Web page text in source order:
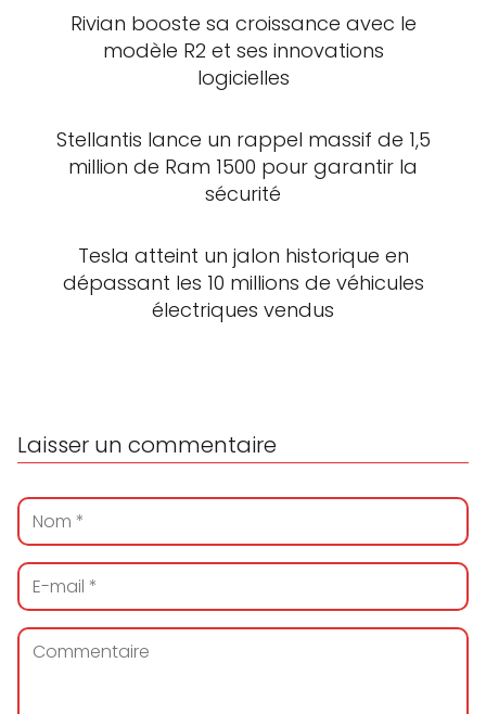
Rivian booste sa croissance avec le
modèle R2 et ses innovations
logicielles
Stellantis lance un rappel massif de 1,5
million de Ram 1500 pour garantir la
sécurité
Tesla atteint un jalon historique en
dépassant les 10 millions de véhicules
électriques vendus
Laisser un commentaire